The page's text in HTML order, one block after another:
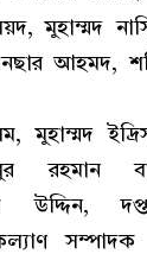
মুহাম্মদ
আহমদ,
মুহাম্মদ
রহমান
উদ্দিন,